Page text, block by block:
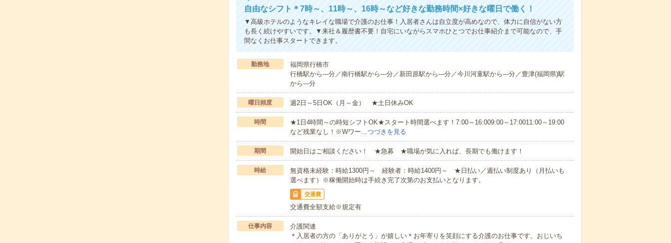
自由なシフト＊7時～、11時～、16時～など好きな勤務時間×好きな曜日で働く！
▼高級ホテルのようなキレイな職場で介護のお仕事！入居者さんは自立度が高めなので、体力に自信がない方
も長く続けやすいです。▼来社＆履歴書不要！自宅にいながらスマホひとつでお仕事紹介まで可能なので、手
間なくお仕事スタートできます。
勤務地
福岡県行橋市
行橋駅から---分／南行橋駅から---分／新田原駅から---分／今川河童駅から---分／豊津(福岡県)駅
から---分
曜日頻度 週2日～5日OK（月～金） ★土日休みOK
時間
★1日4時間～の時短シフトOK★スタート時間選べます！7:00～16:009:00～17:0011:00～19:00
など残業なし！※Wワー… つづきを見る
期間 開始日はご相談ください！ ★急募 ★職場が気に入れば、長期でも働けます！
時給
無資格未経験：時給1300円～ 経験者：時給1400円～ ★日払い／週払い制度あり（月払いも
選べます）※稼働開始時は手続き完了次第のお支払いとなります。
交通費
交通費全額支給※規定有
仕事内容
介護関連
＊入居者の方の「ありがとう」が嬉しい＊お年寄りを笑顔にする介護のお仕事です。おじいち